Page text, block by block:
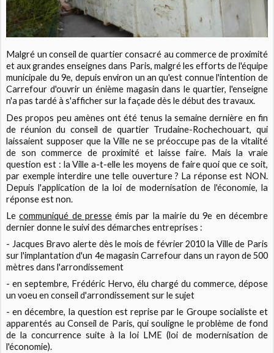
Malgré un conseil de quartier consacré au commerce de proximité
et aux grandes enseignes dans Paris, malgré les efforts de l'équipe
municipale du 9e, depuis environ un an qu'est connue l'intention de
Carrefour d'ouvrir un énième magasin dans le quartier, l'enseigne
n'a pas tardé à s'afficher sur la façade dès le début des travaux.
Des propos peu amènes ont été tenus la semaine dernière en fin
de réunion du conseil de quartier Trudaine-Rochechouart, qui
laissaient supposer que la Ville ne se préoccupe pas de la vitalité
de son commerce de proximité et laisse faire. Mais la vraie
question est : la Ville a-t-elle les moyens de faire quoi que ce soit,
par exemple interdire une telle ouverture ? La réponse est NON.
Depuis l'application de la loi de modernisation de l'économie, la
réponse est non.
Lecommuniqué de presseémis par la mairie du 9e en décembre
dernier donne le suivi des démarches entreprises :
- Jacques Bravo alerte dès le mois de février 2010 la Ville de Paris
sur l'implantation d'un 4e magasin Carrefour dans un rayon de 500
mètres dans l'arrondissement
- en septembre, Frédéric Hervo, élu chargé du commerce, dépose
un voeu en conseil d'arrondissement sur le sujet
- en décembre, la question est reprise par le Groupe socialiste et
apparentés au Conseil de Paris, qui souligne le problème de fond
de la concurrence suite à la loi LME (loi de modernisation de
l'économie).